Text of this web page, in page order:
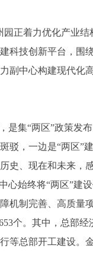
园正着力优化产业
科技创新平台，围
副中心构建现代化
是集“两区”政策发
驳，一边是“两区”
、现在和未来，
心始终将“两区”建
机制完善、高质量
个。其中，总部
等总部开工建设。